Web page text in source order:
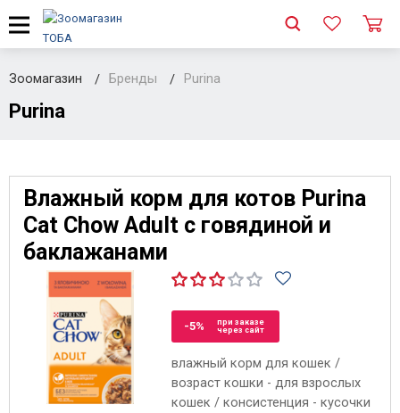
Зоомагазин Бренды Purina
Purina
Влажный корм для котов Purina
Cat Chow Adult с говядиной и
баклажанами
-5%
при заказе
через сайт
влажный корм для кошек /
возраст кошки - для взрослых
кошек / консистенция - кусочки